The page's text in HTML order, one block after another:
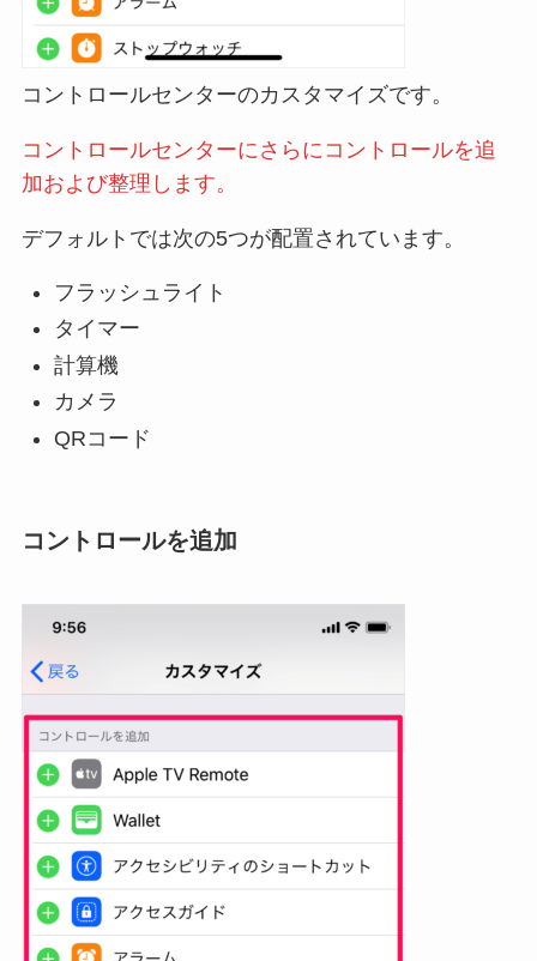
コントロールセンターのカスタマイズです。
コントロールセンターにさらにコントロールを追
加および整理します。
デフォルトでは次の5つが配置されています。
フラッシュライト
タイマー
計算機
カメラ
QRコード
コントロールを追加